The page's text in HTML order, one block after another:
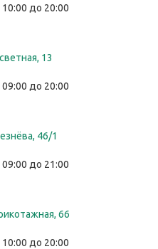
до 20:00
13
до 20:00
46/1
до 21:00
66
до 20:00